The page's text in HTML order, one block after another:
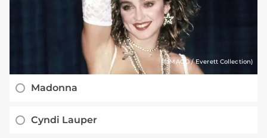
(©IMAGO / Everett Collection)
Madonna
Cyndi Lauper